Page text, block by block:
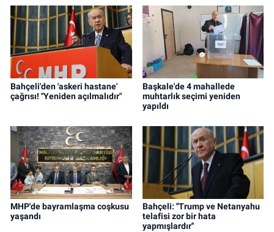
Bahçeli'den 'askeri hastane'
çağrısı! "Yeniden açılmalıdır"
Başkale'de 4 mahallede
muhtarlık seçimi yeniden
yapıldı
MHP'de bayramlaşma coşkusu
yaşandı
Bahçeli: ''Trump ve Netanyahu
telafisi zor bir hata
yapmışlardır''